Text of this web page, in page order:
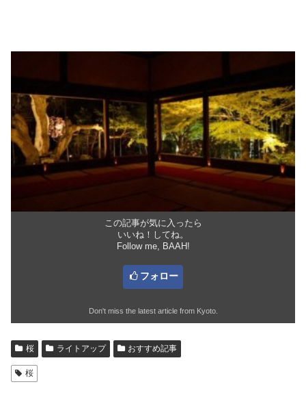
この記事が気に入ったら
いいね！してね。
Follow me, BAAH!
フォロー
Don't miss the latest article from Kyoto.
桜 ライトアップ おすすめ記事
桜